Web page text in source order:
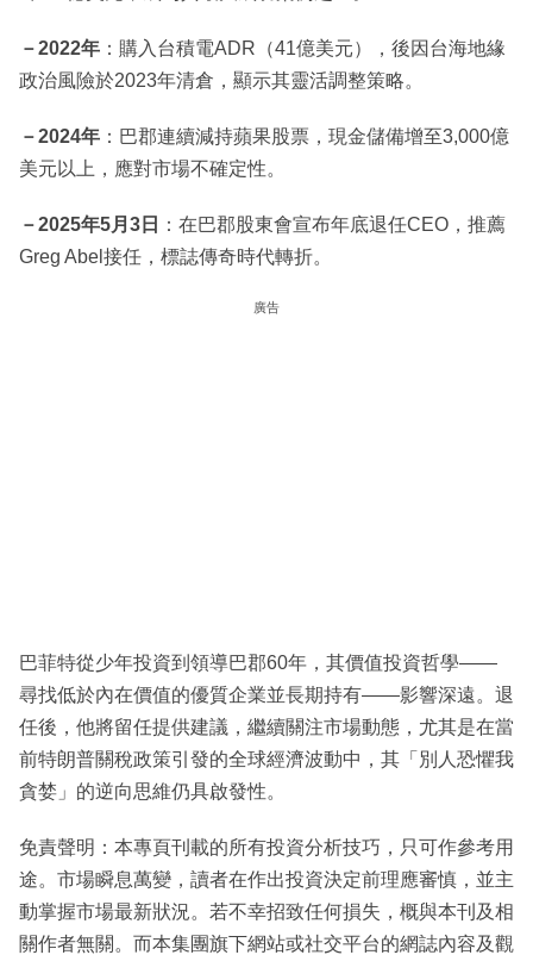
－2022年 ：購入台積電ADR（41億美元），後因台海地緣
政治風險於2023年清倉，顯示其靈活調整策略。
－2024年 ：巴郡連續減持蘋果股票，現金儲備增至3,000億
美元以上，應對市場不確定性。
－2025年5月3日
：在巴郡股東會宣布年底退任CEO，推薦
Greg Abel接任，標誌傳奇時代轉折。
廣告
巴菲特從少年投資到領導巴郡60年，其價值投資哲學——
尋找低於內在價值的優質企業並長期持有——影響深遠。退
任後，他將留任提供建議，繼續關注市場動態，尤其是在當
前特朗普關稅政策引發的全球經濟波動中，其「別人恐懼我
貪婪」的逆向思維仍具啟發性。
免責聲明：本專頁刊載的所有投資分析技巧，只可作參考用
途。市場瞬息萬變，讀者在作出投資決定前理應審慎，並主
動掌握市場最新狀況。若不幸招致任何損失，概與本刊及相
關作者無關。而本集團旗下網站或社交平台的網誌內容及觀